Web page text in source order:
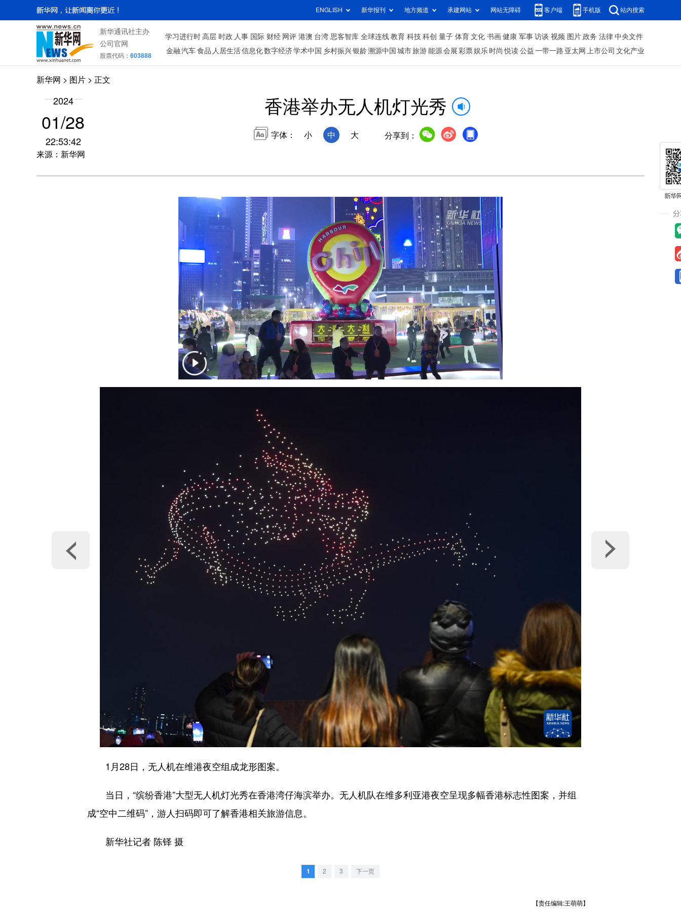
ENGLISH 新华报刊 地方频道 承建网站 网站无障碍 客户端 手机版 站内搜索
新华通讯社主办
公司官网
股票代码： 603888
学习进行时 高层 时政 人事 国际 财经 网评 港澳 台湾 思客智库 全球连线 教育 科技 科创 量子 体育 文化 书画 健康 军事 访谈 视频 图片 政务 法律 中央文件
金融 汽车 食品 人居生活信息化数字经济学术中国 乡村振兴银龄溯源中国 城市旅游 能源 会展 彩票娱乐 时尚 悦读 公益 一带一路 亚太网 上市公司 文化产业
新华网 > 图片 > 正文
2024
01/28
22:53:42
来源：新华网
香港举办无人机灯光秀
字体： 小 中 大 分享到：
1月28日，无人机在维港夜空组成龙形图案。
当日，“缤纷香港”大型无人机灯光秀在香港湾仔海滨举办。无人机队在维多利亚港夜空呈现多幅香港标志性图案，并组
成“空中二维码”，游人扫码即可了解香港相关旅游信息。
新华社记者 陈铎 摄
1 2 3 下一页
【责任编辑:王萌萌】